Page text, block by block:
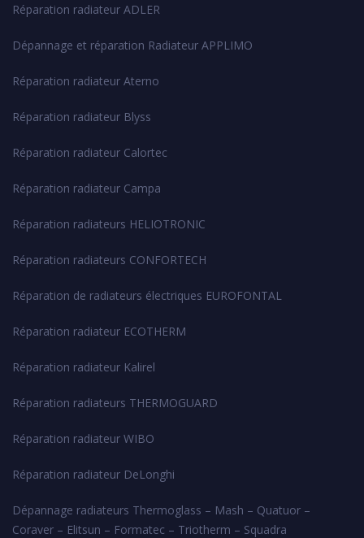
Réparation radiateur ADLER
Dépannage et réparation Radiateur APPLIMO
Réparation radiateur Aterno
Réparation radiateur Blyss
Réparation radiateur Calortec
Réparation radiateur Campa
Réparation radiateurs HELIOTRONIC
Réparation radiateurs CONFORTECH
Réparation de radiateurs électriques EUROFONTAL
Réparation radiateur ECOTHERM
Réparation radiateur Kalirel
Réparation radiateurs THERMOGUARD
Réparation radiateur WIBO
Réparation radiateur DeLonghi
Dépannage radiateurs Thermoglass – Mash – Quatuor –
Coraver – Elitsun – Formatec – Triotherm – Squadra